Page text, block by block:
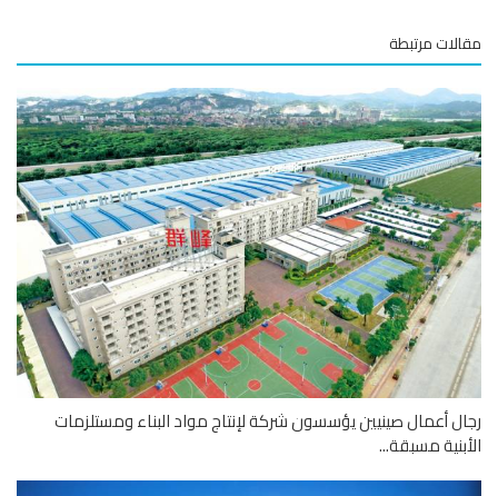
مرتبطة
أعمال صينيين يؤسسون شركة لإنتاج مواد البناء ومستلزمات
مسبقة...